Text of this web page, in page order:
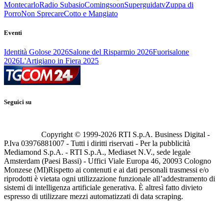
MontecarloRadio SubasioComingsoonSuperguidatvZuppa di
PorroNon SprecareCotto e Mangiato
Eventi
Identità Golose 2026Salone del Risparmio 2026Fuorisalone
2026L'Artigiano in Fiera 2025
Seguici su
Copyright © 1999-2026 RTI S.p.A. Business Digital -
P.Iva 03976881007 - Tutti i diritti riservati - Per la pubblicità
Mediamond S.p.A. - RTI S.p.A., Mediaset N.V., sede legale
Amsterdam (Paesi Bassi) - Uffici Viale Europa 46, 20093 Cologno
Monzese (MI)Rispetto ai contenuti e ai dati personali trasmessi e/o
riprodotti è vietata ogni utilizzazione funzionale all’addestramento di
sistemi di intelligenza artificiale generativa. È altresì fatto divieto
espresso di utilizzare mezzi automatizzati di data scraping.